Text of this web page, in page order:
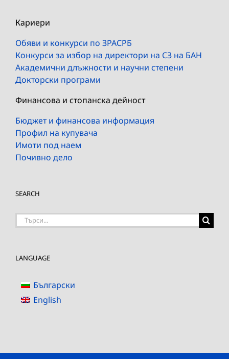
Кариери
Обяви и конкурси по ЗРАСРБ
Конкурси за избор на директори на СЗ на БАН
Академични длъжности и научни степени
Докторски програми
Финансова и стопанска дейност
Бюджет и финансова информация
Профил на купувача
Имоти под наем
Почивно дело
SEARCH
Търсене
LANGUAGE
Български
English